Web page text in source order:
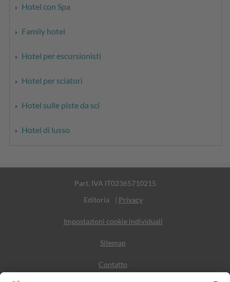
Hotel con Spa
Family hotel
Hotel per escursionisti
Hotel per sciatori
Hotel sulle piste da sci
Hotel di lusso
Part. IVA IT02365710215
Editoria
| Privacy
Impostazioni cookie individuali
Sitemap
Contatto